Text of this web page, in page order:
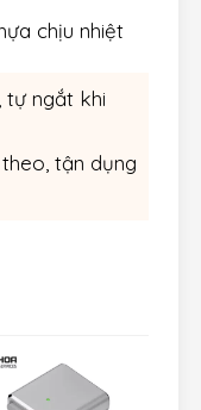
chịu nhiệt
tự ngắt khi
tận dụng